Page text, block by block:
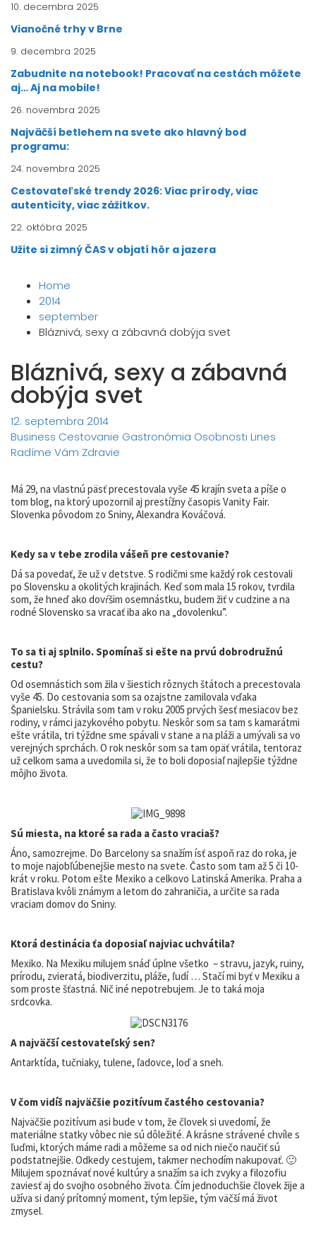
10. decembra 2025
Vianočné trhy v Brne
9. decembra 2025
Zabudnite na notebook! Pracovať na cestách môžete
aj… Aj na mobile!
26. novembra 2025
Najväčší betlehem na svete ako hlavný bod
programu:
24. novembra 2025
Cestovateľské trendy 2026: Viac prírody, viac
autenticity, viac zážitkov.
22. októbra 2025
Užite si zimný ČAS v objatí hôr a jazera
Home
2014
september
Bláznivá, sexy a zábavná dobýja svet
Bláznivá, sexy a zábavná
dobýja svet
12. septembra 2014
Business Cestovanie Gastronómia Osobnosti Lines
Radíme Vám Zdravie
Má 29, na vlastnú päsť precestovala vyše 45 krajín sveta a píše o
tom blog, na ktorý upozornil aj prestížny časopis Vanity Fair.
Slovenka pôvodom zo Sniny, Alexandra Kováčová.
Kedy sa v tebe zrodila vášeň pre cestovanie?
Dá sa povedať, že už v detstve. S rodičmi sme každý rok cestovali
po Slovensku a okolitých krajinách. Keď som mala 15 rokov, tvrdila
som, že hneď ako dovŕšim osemnástku, budem žiť v cudzine a na
rodné Slovensko sa vracať iba ako na „dovolenku”.
To sa ti aj splnilo. Spomínaš si ešte na prvú dobrodružnú
cestu?
Od osemnástich som žila v šiestich rôznych štátoch a precestovala
vyše 45. Do cestovania som sa ozajstne zamilovala vďaka
Španielsku. Strávila som tam v roku 2005 prvých šesť mesiacov bez
rodiny, v rámci jazykového pobytu. Neskôr som sa tam s kamarátmi
ešte vrátila, tri týždne sme spávali v stane a na pláži a umývali sa vo
verejných sprchách. O rok neskôr som sa tam opäť vrátila, tentoraz
už celkom sama a uvedomila si, že to boli doposiaľ najlepšie týždne
môjho života.
Sú miesta, na ktoré sa rada a často vraciaš?
Áno, samozrejme. Do Barcelony sa snažím ísť aspoň raz do roka, je
to moje najobľúbenejšie mesto na svete. Často som tam až 5 či 10-
krát v roku. Potom ešte Mexiko a celkovo Latinská Amerika. Praha a
Bratislava kvôli známym a letom do zahraničia, a určite sa rada
vraciam domov do Sniny.
Ktorá destinácia ťa doposiaľ najviac uchvátila?
Mexiko. Na Mexiku milujem snáď úplne všetko – stravu, jazyk, ruiny,
prírodu, zvieratá, biodiverzitu, pláže, ľudí … Stačí mi byť v Mexiku a
som proste šťastná. Nič iné nepotrebujem. Je to taká moja
srdcovka.
A najväčší cestovateľský sen?
Antarktída, tučniaky, tulene, ľadovce, loď a sneh.
V čom vidíš najväčšie pozitívum častého cestovania?
Najväčšie pozitívum asi bude v tom, že človek si uvedomí, že
materiálne statky vôbec nie sú dôležité. A krásne strávené chvíle s
ľuďmi, ktorých máme radi a môžeme sa od nich niečo naučiť sú
podstatnejšie. Odkedy cestujem, takmer nechodím nakupovať. 🙂
Milujem spoznávať nové kultúry a snažím sa ich zvyky a filozofiu
zaviesť aj do svojho osobného života. Čím jednoduchšie človek žije a
užíva si daný prítomný moment, tým lepšie, tým väčší má život
zmysel.